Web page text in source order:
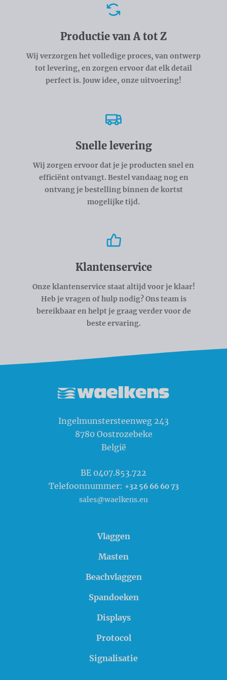
Productie van A tot Z
Wij verzorgen het volledige proces, van ontwerp
tot levering, en zorgen ervoor dat elk detail
perfect is. Jouw idee, onze uitvoering!
Snelle levering
Wij zorgen ervoor dat je je producten snel en
efficiënt ontvangt. Bestel vandaag nog en
ontvang je bestelling binnen de kortst
mogelijke tijd.
Klantenservice
Onze klantenservice staat altijd voor je klaar!
Heb je vragen of hulp nodig? Ons team is
bereikbaar en helpt je graag verder voor de
beste ervaring.
Ingelmunstersteenweg 243
8780 Oostrozebeke
België
BE 0407.853.722
Telefoonnummer: +32 56 66 60 73
sales@waelkens.eu
Vlaggen
Masten
Beachvlaggen
Spandoeken
Displays
Protocol
Signalisatie